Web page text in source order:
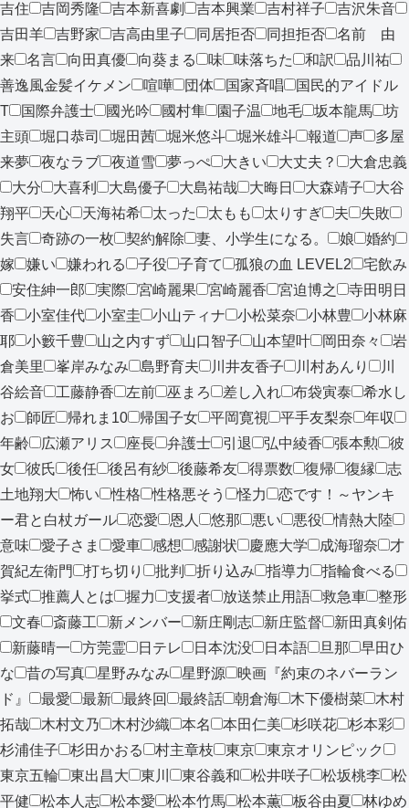
吉住
吉岡秀隆 吉本新喜劇 吉本興業 吉村祥子
吉沢朱音
吉田羊
吉野家 吉高由里子 同居拒否 同担拒否
名前 由
来
名言 向田真優 向葵まる 味 味落ちた 和訳
品川祐
善逸風金髪イケメン
喧嘩 団体 国家斉唱
国民的アイドル
T
国際弁護士 國光吟 國村隼 園子温 地毛 坂本龍馬
坊
主頭
堀口恭司 堀田茜 堀米悠斗 堀米雄斗 報道 声
多屋
来夢
夜なラブ 夜道雪 夢っぺ 大きい 大丈夫？
大倉忠義
大分
大喜利 大島優子 大島祐哉 大晦日 大森靖子
大谷
翔平
天心 天海祐希 太った 太もも 太りすぎ 夫
失敗
失言
奇跡の一枚 契約解除 妻、小学生になる。 娘
婚約
嫁
嫌い 嫌われる 子役 子育て 孤狼の血 LEVEL2
宅飲み
安住紳一郎
実際 宮崎麗果 宮崎麗香 宮迫博之
寺田明日
香
小室佳代 小室圭 小山ティナ 小松菜奈 小林豊
小林麻
耶
小籔千豊 山之内すず 山口智子 山本望叶 岡田奈々
岩
倉美里
峯岸みなみ 島野育夫 川井友香子 川村あんり
川
谷絵音
工藤静香 左前 巫まろ 差し入れ 布袋寅泰
希水し
お
師匠 帰れま10 帰国子女 平岡寛視 平手友梨奈
年収
年齢
広瀬アリス 座長 弁護士 引退 弘中綾香 張本勲
彼
女
彼氏 後任 後呂有紗 後藤希友 得票数 復帰 復縁
志
土地翔大
怖い 性格 性格悪そう 怪力
恋です！～ヤンキ
ー君と白杖ガール
恋愛 恩人 悠那 悪い 悪役
情熱大陸
意味
愛子さま 愛車 感想 感謝状 慶應大学 成海瑠奈
才
賀紀左衛門
打ち切り 批判 折り込み 指導力
指輪食べる
挙式
推薦人とは 握力 支援者 放送禁止用語 救急車
整形
文春
斎藤工 新メンバー 新庄剛志 新庄監督
新田真剣佑
新藤晴一
方莞霊 日テレ 日本沈没 日本語 旦那
早田ひ
な
昔の写真 星野みなみ 星野源
映画『約束のネバーラン
ド』
最愛 最新 最終回 最終話 朝倉海 木下優樹菜
木村
拓哉
木村文乃 木村沙織 本名 本田仁美 杉咲花
杉本彩
杉浦佳子
杉田かおる 村主章枝 東京
東京オリンピック
東京五輪
東出昌大 東川 東谷義和 松井咲子 松坂桃李
松
平健
松本人志 松本愛 松本竹馬 松本薫 板谷由夏 林ゆめ